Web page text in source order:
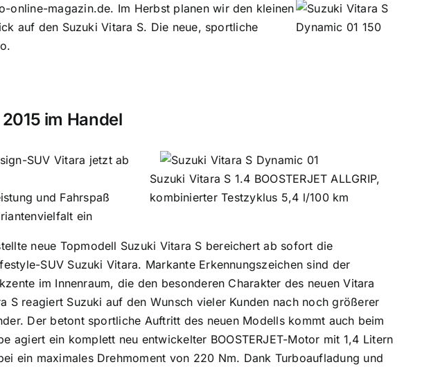
online-magazin.de. Im Herbst planen wir den kleinen
auf den Suzuki Vitara S. Die neue, sportliche
im Handel
Suzuki Vitara S 1.4 BOOSTERJET ALLGRIP,
kombinierter Testzyklus 5,4 l/100 km
SUV Vitara jetzt ab
und Fahrspaß
ein
neue Topmodell Suzuki Vitara S bereichert ab sofort die
SUV Suzuki Vitara. Markante Erkennungszeichen sind der
im Innenraum, die den besonderen Charakter des neuen Vitara
S reagiert Suzuki auf den Wunsch vieler Kunden nach noch größerer
Der betont sportliche Auftritt des neuen Modells kommt auch beim
agiert ein komplett neu entwickelter BOOSTERJET-Motor mit 1,4 Litern
ein maximales Drehmoment von 220 Nm. Dank Turboaufladung und